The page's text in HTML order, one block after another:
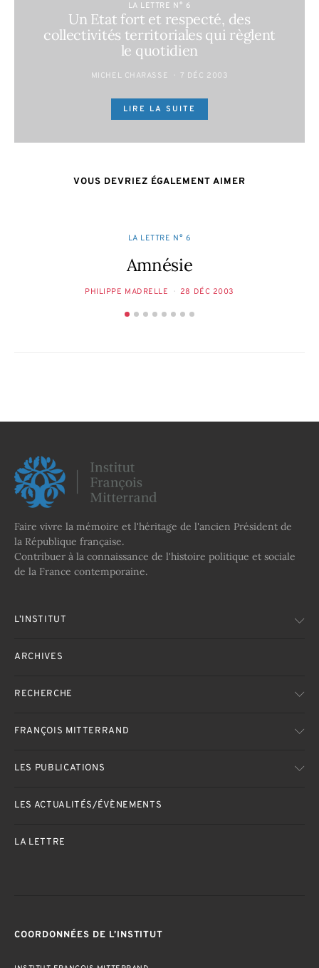
LA LETTRE N° 6
Un Etat fort et respecté, des
collectivités territoriales qui règlent
le quotidien
MICHEL CHARASSE 7 DÉC 2003
LIRE LA SUITE
VOUS DEVRIEZ ÉGALEMENT AIMER
LA LETTRE N° 6
Amnésie
PHILIPPE MADRELLE 28 DÉC 2003
Faire vivre la mémoire et l'héritage de l'ancien Président de
la République française.
Contribuer à la connaissance de l'histoire politique et sociale
de la France contemporaine.
L’INSTITUT
ARCHIVES
RECHERCHE
FRANÇOIS MITTERRAND
LES PUBLICATIONS
LES ACTUALITÉS/ÉVÈNEMENTS
LA LETTRE
COORDONNÉES DE L’INSTITUT